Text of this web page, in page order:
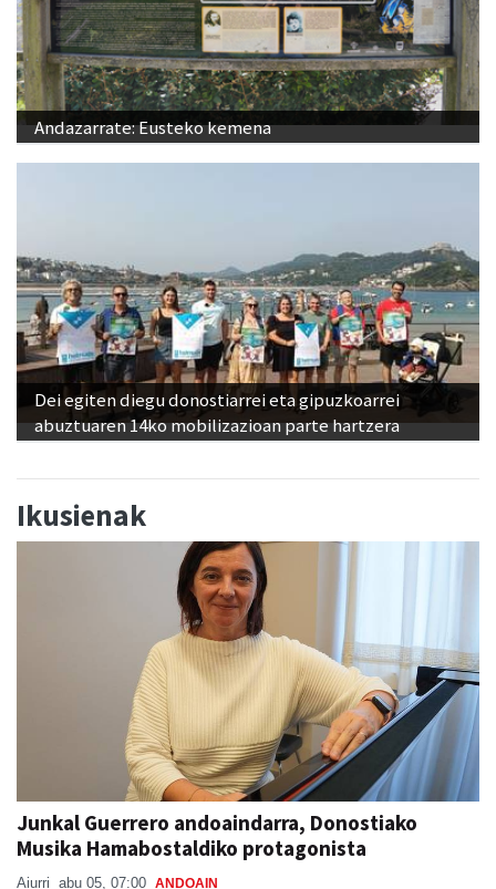
Andazarrate: Eusteko kemena
Dei egiten diegu donostiarrei eta gipuzkoarrei
abuztuaren 14ko mobilizazioan parte hartzera
Ikusienak
Junkal Guerrero andoaindarra, Donostiako
Musika Hamabostaldiko protagonista
Aiurri abu 05, 07:00 ANDOAIN